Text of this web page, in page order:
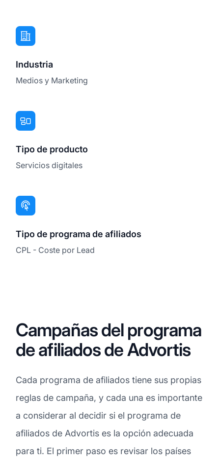
Industria
Medios y Marketing
Tipo de producto
Servicios digitales
Tipo de programa de afiliados
CPL - Coste por Lead
Campañas del programa
de afiliados de Advortis
Cada programa de afiliados tiene sus propias
reglas de campaña, y cada una es importante
a considerar al decidir si el programa de
afiliados de Advortis es la opción adecuada
para ti. El primer paso es revisar los países